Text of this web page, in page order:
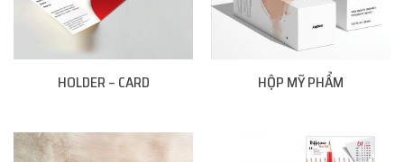
HOLDER – CARD HỘP MỸ PHẨM